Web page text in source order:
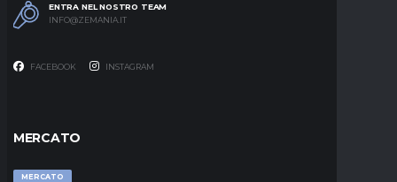
ENTRA NEL NOSTRO TEAM
INFO@ZEMANIA.IT
FACEBOOK INSTAGRAM
MERCATO
MERCATO